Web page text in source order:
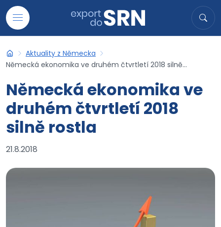
Přejít na obsah
Hledat
Export do SRN
Aktuality z Německa
Německá ekonomika ve druhém čtvrtletí 2018 silně...
Německá ekonomika ve
druhém čtvrtletí 2018
silně rostla
21.8.2018